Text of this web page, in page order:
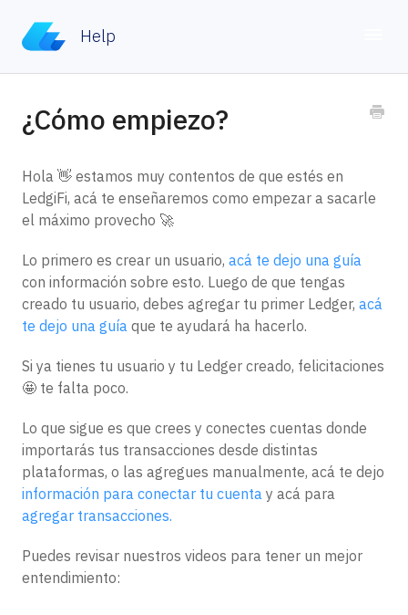
Help
¿Cómo empiezo?
Hola 👋 estamos muy contentos de que estés en
LedgiFi, acá te enseñaremos como empezar a sacarle
el máximo provecho 🚀
Lo primero es crear un usuario, acá te dejo una guía
con información sobre esto. Luego de que tengas
creado tu usuario, debes agregar tu primer Ledger, acá
te dejo una guía que te ayudará ha hacerlo.
Si ya tienes tu usuario y tu Ledger creado, felicitaciones
🤩 te falta poco.
Lo que sigue es que crees y conectes cuentas donde
importarás tus transacciones desde distintas
plataformas, o las agregues manualmente, acá te dejo
información para conectar tu cuenta y acá para
agregar transacciones.
Puedes revisar nuestros videos para tener un mejor
entendimiento: